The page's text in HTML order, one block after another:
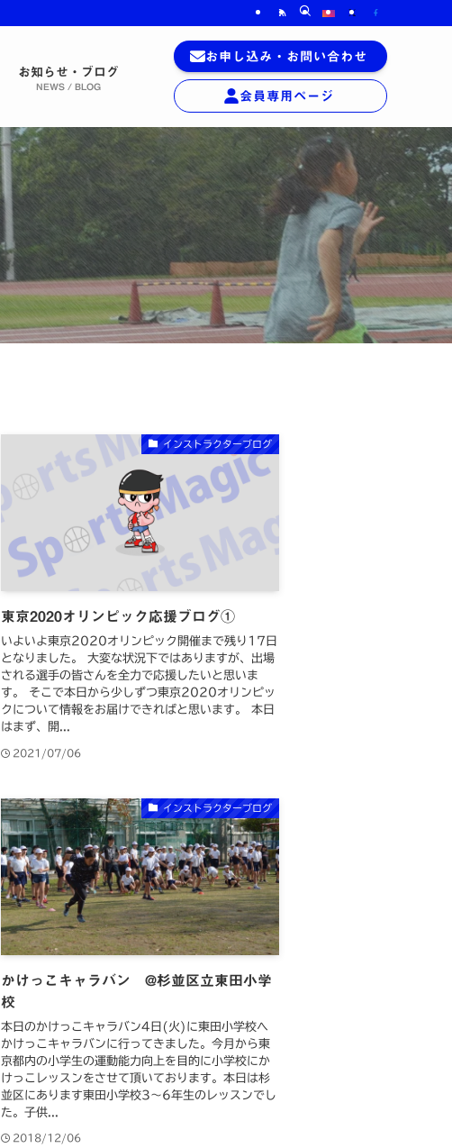
お知らせ・ブログ
NEWS / BLOG
お申し込み ・ お問い合わせ
会員専用 ページ
インストラクターブログ
東京2020オリンピック応援ブログ①
いよいよ東京2020オリンピック開催まで残り17日
となりました。 大変な状況下ではありますが、出場
される選手の皆さんを全力で応援したいと思いま
す。 そこで本日から少しずつ東京2020オリンピッ
クについて情報をお届けできればと思います。 本日
はまず、開...
2021/07/06
インストラクターブログ
かけっこキャラバン @杉並区立東田小学
校
本日のかけっこキャラバン4日(火)に東田小学校へ
かけっこキャラバンに行ってきました。今月から東
京都内の小学生の運動能力向上を目的に小学校にか
けっこレッスンをさせて頂いております。本日は杉
並区にあります東田小学校3〜6年生のレッスンでし
た。子供...
2018/12/06